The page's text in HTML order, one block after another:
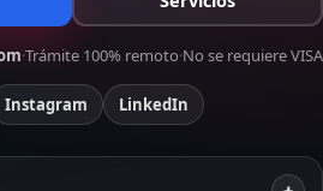
·Trámite 100% remoto·No se requiere VISA
Instagram LinkedIn